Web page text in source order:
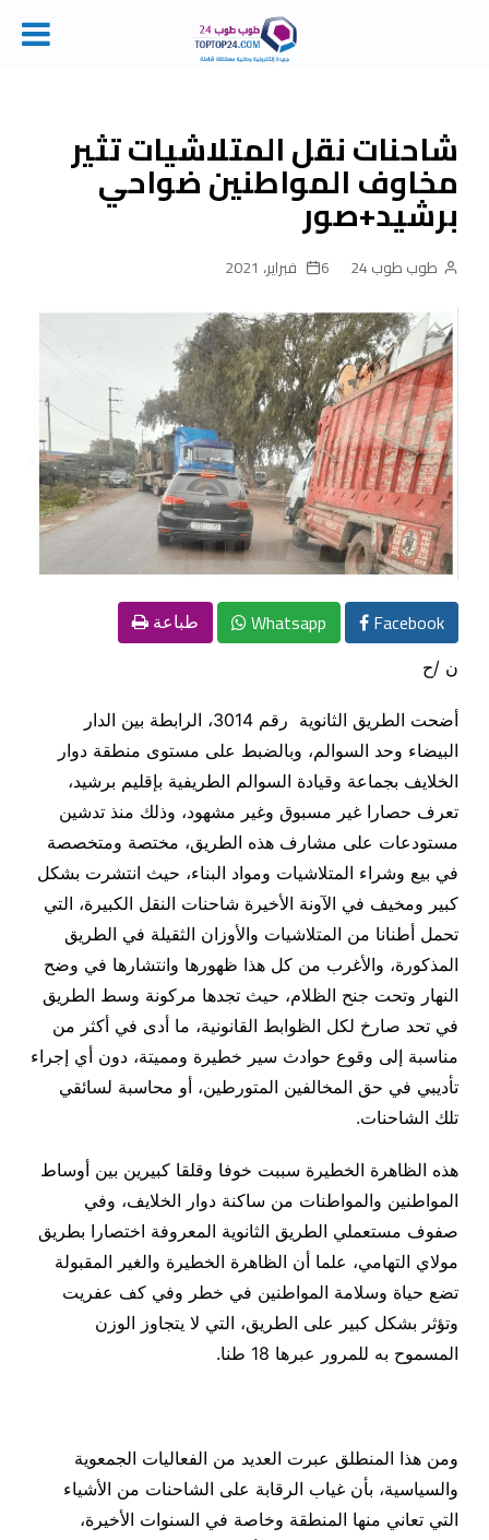
contentشاحنات نقل المتلاشيات تثير
مخاوف المواطنين ضواحي
برشيد+صور
طوب طوب 24 6 فبراير، 2021
Facebook
Whatsapp طباعة
ن /ح
أضحت الطريق الثانوية رقم 3014، الرابطة بين الدار
البيضاء وحد السوالم، وبالضبط على مستوى منطقة دوار
الخلايف بجماعة وقيادة السوالم الطريفية بإقليم برشيد،
تعرف حصارا غير مسبوق وغير مشهود، وذلك منذ تدشين
مستودعات على مشارف هذه الطريق، مختصة ومتخصصة
في بيع وشراء المتلاشيات ومواد البناء، حيث انتشرت بشكل
كبير ومخيف في الآونة الأخيرة شاحنات النقل الكبيرة، التي
تحمل أطنانا من المتلاشيات والأوزان الثقيلة في الطريق
المذكورة، والأغرب من كل هذا ظهورها وانتشارها في وضح
النهار وتحت جنح الظلام، حيث تجدها مركونة وسط الطريق
في تحد صارخ لكل الظوابط القانونية، ما أدى في أكثر من
مناسبة إلى وقوع حوادث سير خطيرة ومميتة، دون أي إجراء
تأديبي في حق المخالفين المتورطين، أو محاسبة لسائقي
تلك الشاحنات.
هذه الظاهرة الخطيرة سببت خوفا وقلقا كبيرين بين أوساط
المواطنين والمواطنات من ساكنة دوار الخلايف، وفي
صفوف مستعملي الطريق الثانوية المعروفة اختصارا بطريق
مولاي التهامي، علما أن الظاهرة الخطيرة والغير المقبولة
تضع حياة وسلامة المواطنين في خطر وفي كف عفريت
وتؤثر بشكل كبير على الطريق، التي لا يتجاوز الوزن
المسموح به للمرور عبرها 18 طنا.
ومن هذا المنطلق عبرت العديد من الفعاليات الجمعوية
والسياسية، بأن غياب الرقابة على الشاحنات من الأشياء
التي تعاني منها المنطقة وخاصة في السنوات الأخيرة،